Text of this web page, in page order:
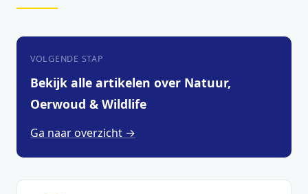
VOLGENDE STAP
Bekijk alle artikelen over Natuur,
Oerwoud & Wildlife
Ga naar overzicht →